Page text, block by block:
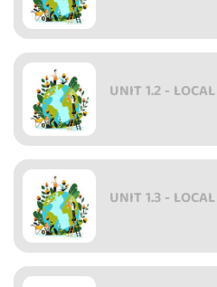
UNIT 1.2 -
UNIT 1.3 -